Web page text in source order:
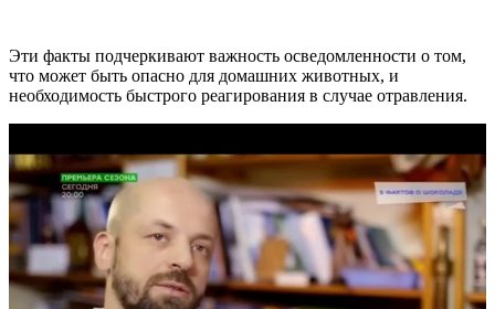
Эти факты подчеркивают важность осведомленности о том,
что может быть опасно для домашних животных, и
необходимость быстрого реагирования в случае отравления.